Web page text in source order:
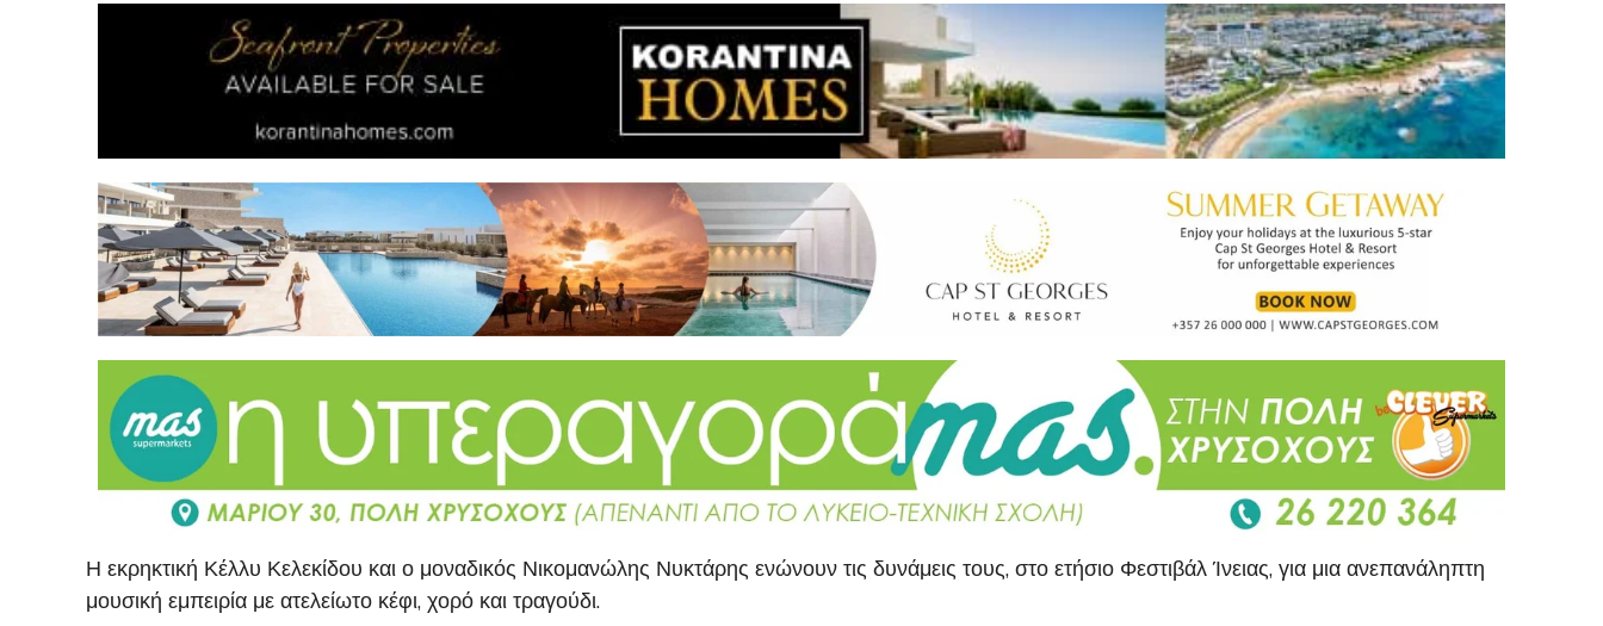
Η εκρηκτική Κέλλυ Κελεκίδου και ο μοναδικός Νικομανώλης Νυκτάρης ενώνουν τις δυνάμεις τους, στο ετήσιο Φεστιβάλ Ίνειας, για μια ανεπανάληπτη
μουσική εμπειρία με ατελείωτο κέφι, χορό και τραγούδι.